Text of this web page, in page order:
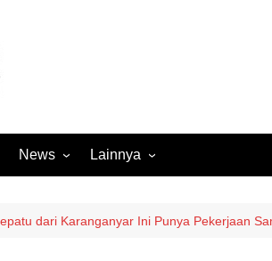
News
Internasional
Lainnya
Ekbis
dari Karanganyar Ini Punya Pekerjaan